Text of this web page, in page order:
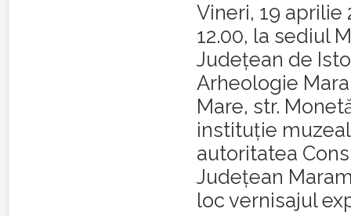
Vineri, 19 aprilie
12.00, la sediul
Judeţean de
Arheologie
Mare, str.
instituție
autoritatea
Județean
loc vernisajul